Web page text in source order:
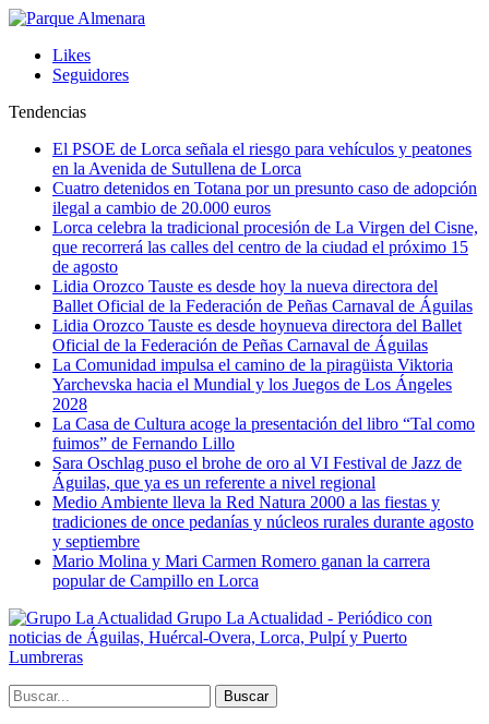
Likes
Seguidores
Tendencias
El PSOE de Lorca señala el riesgo para vehículos y peatones
en la Avenida de Sutullena de Lorca
Cuatro detenidos en Totana por un presunto caso de adopción
ilegal a cambio de 20.000 euros
Lorca celebra la tradicional procesión de La Virgen del Cisne,
que recorrerá las calles del centro de la ciudad el próximo 15
de agosto
Lidia Orozco Tauste es desde hoy la nueva directora del
Ballet Oficial de la Federación de Peñas Carnaval de Águilas
Lidia Orozco Tauste es desde hoynueva directora del Ballet
Oficial de la Federación de Peñas Carnaval de Águilas
La Comunidad impulsa el camino de la piragüista Viktoria
Yarchevska hacia el Mundial y los Juegos de Los Ángeles
2028
La Casa de Cultura acoge la presentación del libro “Tal como
fuimos” de Fernando Lillo
Sara Oschlag puso el brohe de oro al VI Festival de Jazz de
Águilas, que ya es un referente a nivel regional
Medio Ambiente lleva la Red Natura 2000 a las fiestas y
tradiciones de once pedanías y núcleos rurales durante agosto
y septiembre
Mario Molina y Mari Carmen Romero ganan la carrera
popular de Campillo en Lorca
Grupo La Actualidad - Periódico con
noticias de Águilas, Huércal-Overa, Lorca, Pulpí y Puerto
Lumbreras